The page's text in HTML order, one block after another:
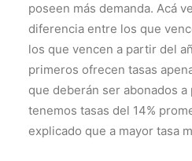
poseen más demanda. Acá
diferencia entre los que
los que vencen a partir del
primeros ofrecen tasas
que deberán ser abonados
tenemos tasas del 14%
explicado que a mayor tasa